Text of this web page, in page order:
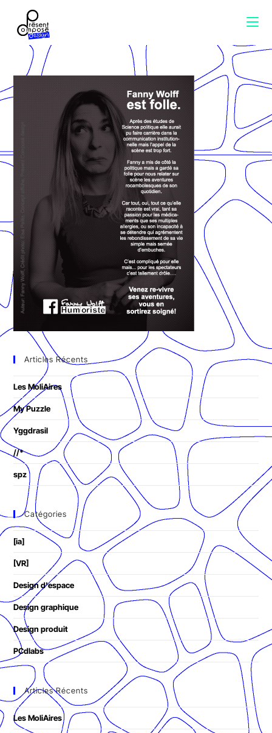
Articles Récents
Les MoliAires
My Puzzle
Yggdrasil
//*
spz
Catégories
[ia]
[VR]
Design d'espace
Design graphique
Design produit
PCdlabs
Articles Récents
Les MoliAires